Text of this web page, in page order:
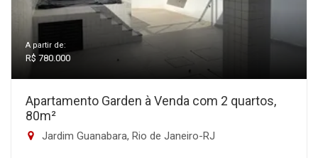
A partir de:
R$ 780.000
Apartamento Garden à Venda com 2 quartos,
80m²
Jardim Guanabara, Rio de Janeiro-RJ